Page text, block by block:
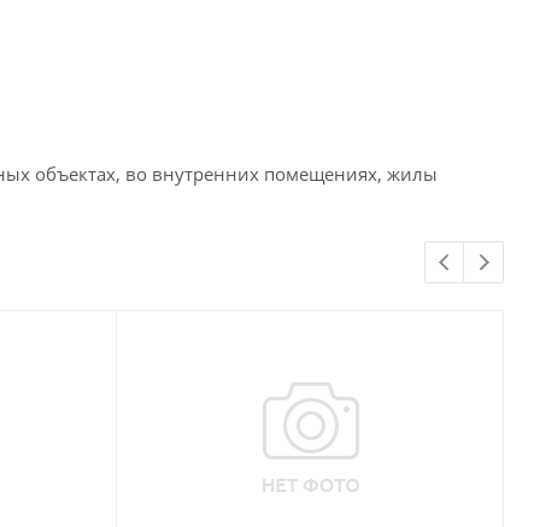
объектах, во внутренних помещениях, жилы